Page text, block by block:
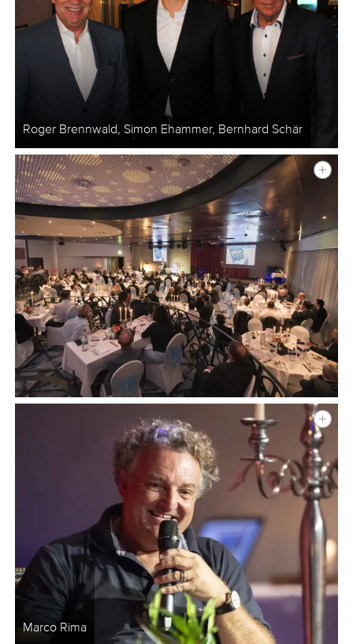
Roger Brennwald, Simon Ehammer, Bernhard Schär
Marco Rima